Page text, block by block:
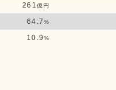
261億円
64.7%
10.9%